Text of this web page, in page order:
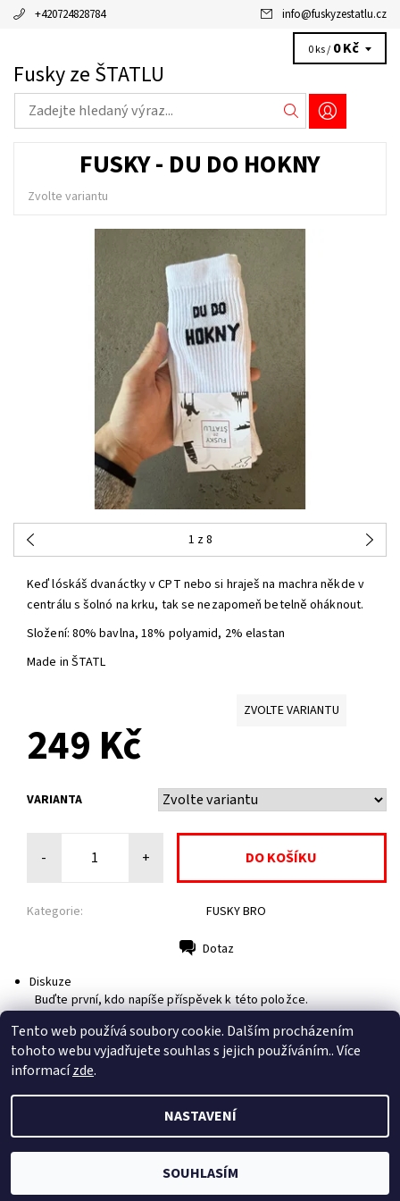
+420724828784 info@fuskyzestatlu.cz
Fusky ze ŠTATLU
0 ks / 0 Kč
FUSKY - DU DO HOKNY
Zvolte variantu
1 z 8
Keď lóskáš dvanáctky v CPT nebo si hraješ na machra někde v
centrálu s šolnó na krku, tak se nezapomeň betelně oháknout.
Složení: 80% bavlna, 18% polyamid, 2% elastan
Made in ŠTATL
ZVOLTE VARIANTU
249 Kč
VARIANTA
- +
Kategorie: FUSKY BRO
Dotaz
Diskuze
Buďte první, kdo napíše příspěvek k této položce.
Pouze registrovaní uživatelé mohou vkládat příspěvky.
Prosímpřihlaste senebo seregistrujte.
2026 © Fusky ze ŠTATLU, všechna práva vyhrazena
Vytvořil Shoptet
Tento web používá soubory cookie. Dalším procházením
tohoto webu vyjadřujete souhlas s jejich používáním.. Více
informacízde.
NASTAVENÍ
SOUHLASÍM